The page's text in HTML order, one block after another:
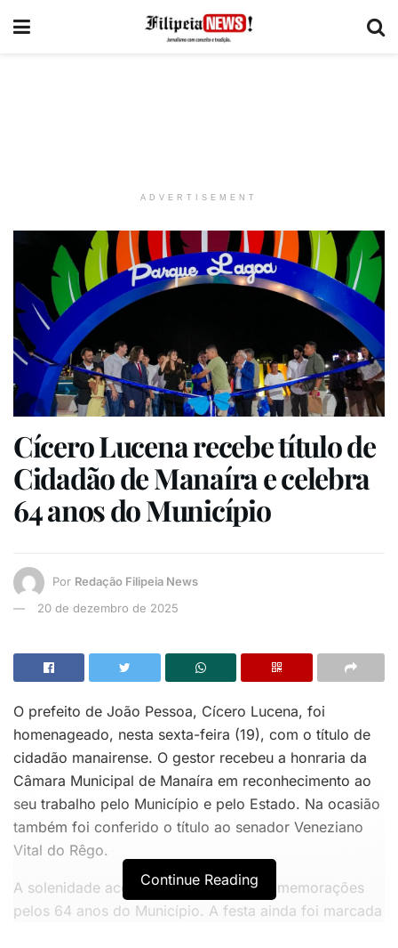
ADVERTISEMENT
Cícero Lucena recebe título de
Cidadão de Manaíra e celebra
64 anos do Município
Por Redação Filipeia News
20 de dezembro de 2025
O prefeito de João Pessoa, Cícero Lucena, foi
homenageado, nesta sexta-feira (19), com o título de
cidadão manairense. O gestor recebeu a honraria da
Câmara Municipal de Manaíra em reconhecimento ao
seu trabalho pelo Município e pelo Estado. Na ocasião
também foi conferido o título ao senador Veneziano
Vital do Rêgo.
A solenidade aconteceu em meio às comemorações
pelos 64 anos do Município. A festa ainda foi marcada
Continue Reading